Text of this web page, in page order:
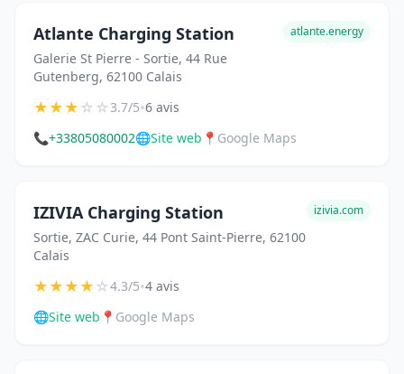
Atlante Charging Station
Galerie St Pierre - Sortie, 44 Rue
Gutenberg, 62100 Calais
atlante.energy
★★★☆☆3.7/5•6 avis
📞+33805080002🌐Site web 📍 Google Maps
IZIVIA Charging Station
Sortie, ZAC Curie, 44 Pont Saint-Pierre, 62100
Calais
izivia.com
★★★★☆4.3/5•4 avis
🌐Site web 📍 Google Maps